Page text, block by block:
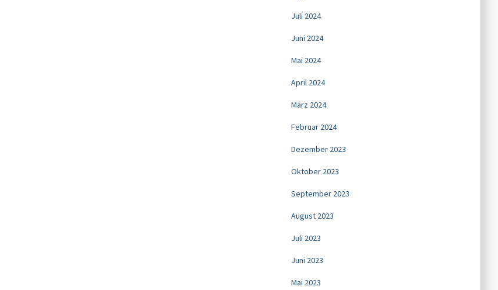
Juli 2024
Juni 2024
Mai 2024
April 2024
März 2024
Februar 2024
Dezember 2023
Oktober 2023
September 2023
August 2023
Juli 2023
Juni 2023
Mai 2023